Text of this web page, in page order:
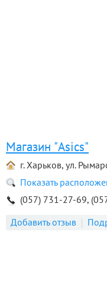
Магазин "Asics"
г. Харьков, ул.
Показать
(057) 731-27-69,
Добавить отзыв